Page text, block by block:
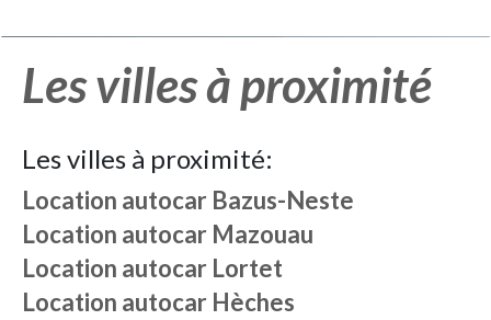
Les villes à proximité
Les villes à proximité:
Location autocar Bazus-Neste
Location autocar Mazouau
Location autocar Lortet
Location autocar Hèches